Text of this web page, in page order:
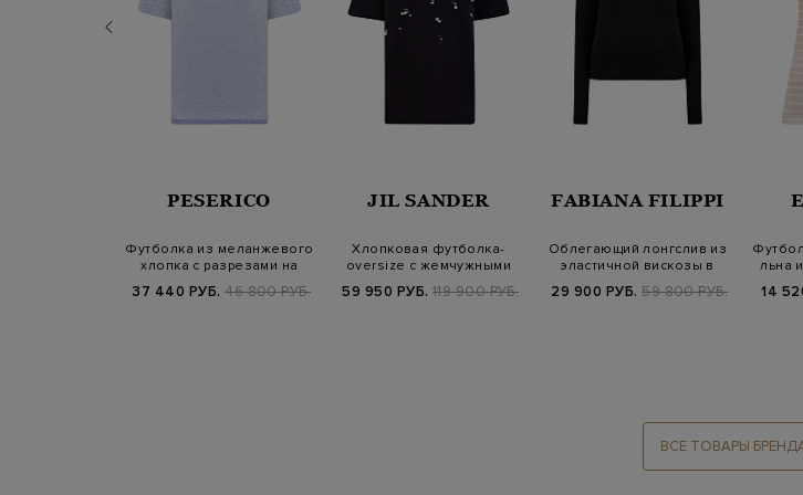
PESERICO
Футболка из меланжевого
хлопка с разрезами на
37 440 РУБ. 46 800 РУБ.
JIL SANDER
Хлопковая футболка-
oversize с жемчужными
59 950 РУБ. 119 900 РУБ.
FABIANA FILIPPI
Облегающий лонгслив из
эластичной вискозы в
29 900 РУБ. 59 800 РУБ.
льна
14
ВСЕ ТОВАРЫ